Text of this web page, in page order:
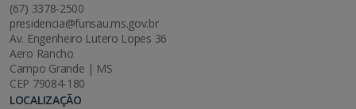
(67) 3378-2500
presidencia@funsau.ms.gov.br
Av. Engenheiro Lutero Lopes 36
Aero Rancho
Campo Grande | MS
CEP 79084-180
LOCALIZAÇÃO